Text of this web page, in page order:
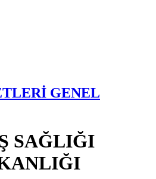
GENEL
SAĞLIĞI